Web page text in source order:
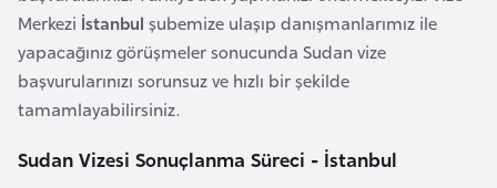
Merkezi İstanbul şubemize ulaşıp danışmanlarımız ile
yapacağınız görüşmeler sonucunda Sudan vize
başvurularınızı sorunsuz ve hızlı bir şekilde
tamamlayabilirsiniz.
Sudan Vizesi Sonuçlanma Süreci - İstanbul
k
a
D
m